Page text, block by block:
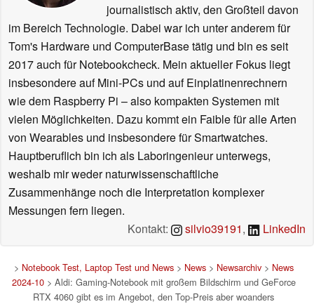
journalistisch aktiv, den Großteil davon
im Bereich Technologie. Dabei war ich unter anderem für
Tom's Hardware und ComputerBase tätig und bin es seit
2017 auch für Notebookcheck. Mein aktueller Fokus liegt
insbesondere auf Mini-PCs und auf Einplatinenrechnern
wie dem Raspberry Pi – also kompakten Systemen mit
vielen Möglichkeiten. Dazu kommt ein Faible für alle Arten
von Wearables und insbesondere für Smartwatches.
Hauptberuflich bin ich als Laboringenieur unterwegs,
weshalb mir weder naturwissenschaftliche
Zusammenhänge noch die Interpretation komplexer
Messungen fern liegen.
Kontakt:
silvio39191, LinkedIn
> Notebook Test, Laptop Test und News> News> Newsarchiv> News
2024-10> Aldi: Gaming-Notebook mit großem Bildschirm und GeForce
RTX 4060 gibt es im Angebot, den Top-Preis aber woanders